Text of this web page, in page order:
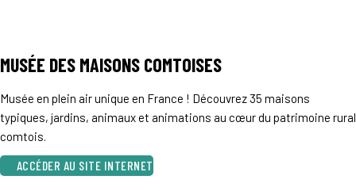
MUSÉE DES MAISONS COMTOISES
Musée en plein air unique en France ! Découvrez 35 maisons
typiques, jardins, animaux et animations au cœur du patrimoine rural
comtois.
ACCÉDER AU SITE INTERNET